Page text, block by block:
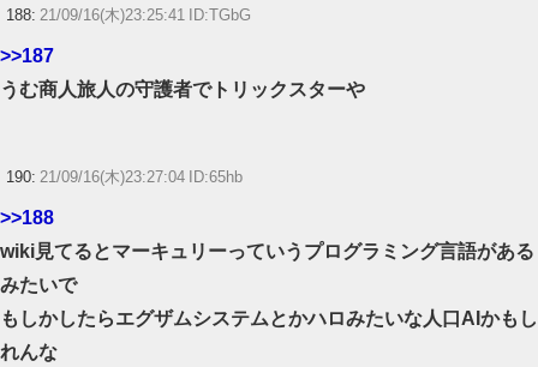
188: 21/09/16(木)23:25:41 ID:TGbG
>>187
うむ商人旅人の守護者でトリックスターや
190: 21/09/16(木)23:27:04 ID:65hb
>>188
wiki見てるとマーキュリーっていうプログラミング言語がある
みたいで
もしかしたらエグザムシステムとかハロみたいな人口AIかもし
れんな